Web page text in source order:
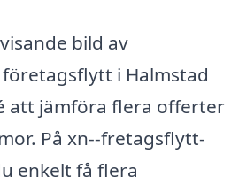
bild av
i Halmstad
att jämföra flera offerter
På xn--fretagsflytt-
enkelt få flera